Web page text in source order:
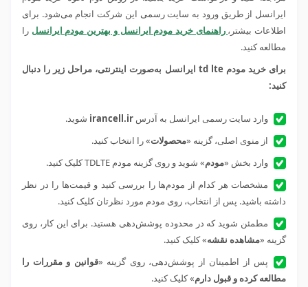
ایرانسل از طریق ورود به سایت رسمی این شرکت انجام می‌شود. برای
اطلاعات بیشتر، راهنمای خرید مودم ایرانسل و بهترین مودم ایرانسل را
مطالعه کنید.
برای خرید مودم td lte ایرانسل به‌صورت اینترنتی، مراحل زیر را دنبال
کنید:
وارد سایت رسمی ایرانسل به آدرس irancell.ir شوید.
از منوی اصلی، گزینه «محصولات» را انتخاب کنید.
وارد بخش «مودم» شوید و روی گزینه مودم TDLTE کلیک کنید.
مشخصات هر کدام از مودم‌ها را بررسی کنید و قیمت‌ها را در نظر
داشته باشید. پس از انتخاب، روی مودم مورد نظرتان کلیک کنید.
مطمئن شوید که در محدوده پوشش‌دهی هستید. برای این کار، روی
گزینه «مشاهده نقشه» کلیک کنید.
پس از اطمینان از پوشش‌دهی، روی گزینه «قوانین و مقررات را
مطالعه کرده و قبول دارم» کلیک کنید.